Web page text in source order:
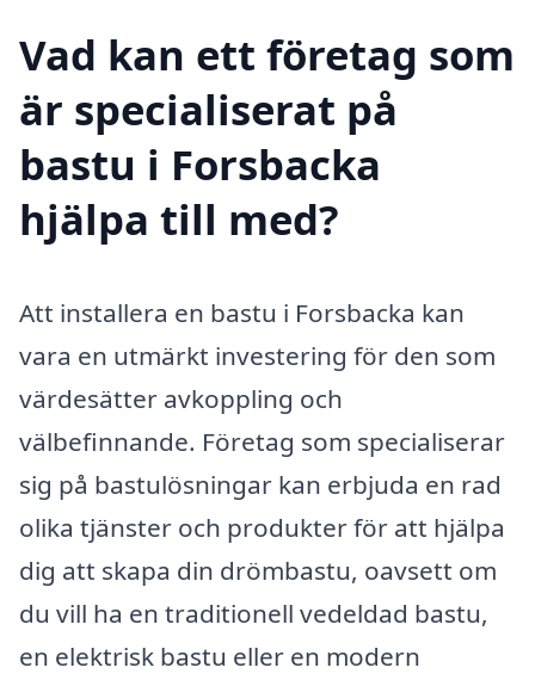
Vad kan ett företag som
är specialiserat på
bastu i Forsbacka
hjälpa till med?
Att installera en bastu i Forsbacka kan
vara en utmärkt investering för den som
värdesätter avkoppling och
välbefinnande. Företag som specialiserar
sig på bastulösningar kan erbjuda en rad
olika tjänster och produkter för att hjälpa
dig att skapa din drömbastu, oavsett om
du vill ha en traditionell vedeldad bastu,
en elektrisk bastu eller en modern